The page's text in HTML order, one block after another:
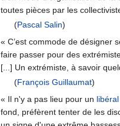
toutes pièces par les
(Pascal Salin)
« C’est commode de désigner
faire passer pour des
[...] Un extrémiste, à savoir
(François Guillaumat)
« Il n'y a pas lieu pour un libéral
fond, préfèrent tenter de les